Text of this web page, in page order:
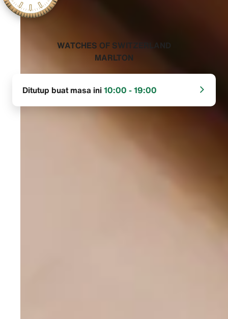
‭WATCHES OF SWITZERLAND
MARLTON‬
Ditutup buat masa ini10:00 - 19:00